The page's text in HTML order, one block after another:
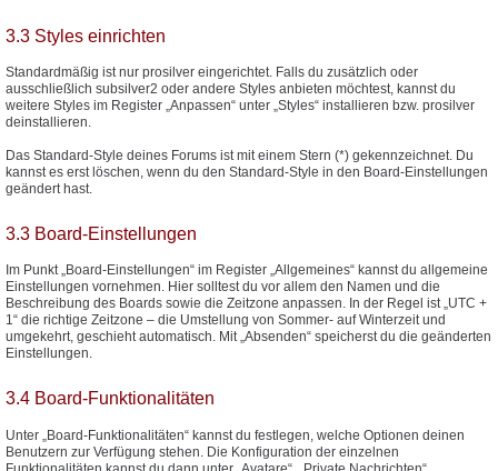
3.3 Styles einrichten
Standardmäßig ist nur prosilver eingerichtet. Falls du zusätzlich oder
ausschließlich subsilver2 oder andere Styles anbieten möchtest, kannst du
weitere Styles im Register „Anpassen“ unter „Styles“ installieren bzw. prosilver
deinstallieren.
Das Standard-Style deines Forums ist mit einem Stern (*) gekennzeichnet. Du
kannst es erst löschen, wenn du den Standard-Style in den Board-Einstellungen
geändert hast.
3.3 Board-Einstellungen
Im Punkt „Board-Einstellungen“ im Register „Allgemeines“ kannst du allgemeine
Einstellungen vornehmen. Hier solltest du vor allem den Namen und die
Beschreibung des Boards sowie die Zeitzone anpassen. In der Regel ist „UTC +
1“ die richtige Zeitzone – die Umstellung von Sommer- auf Winterzeit und
umgekehrt, geschieht automatisch. Mit „Absenden“ speicherst du die geänderten
Einstellungen.
3.4 Board-Funktionalitäten
Unter „Board-Funktionalitäten“ kannst du festlegen, welche Optionen deinen
Benutzern zur Verfügung stehen. Die Konfiguration der einzelnen